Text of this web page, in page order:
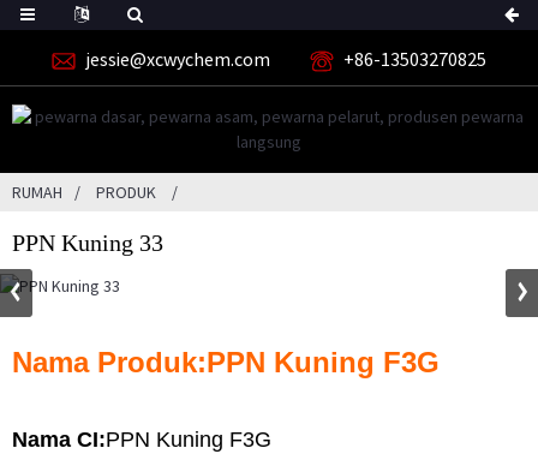
jessie@xcwychem.com +86-13503270825
RUMAH PRODUK
PPN Kuning 33
Nama Produk:PPN Kuning F3G
Nama CI:PPN Kuning F3G